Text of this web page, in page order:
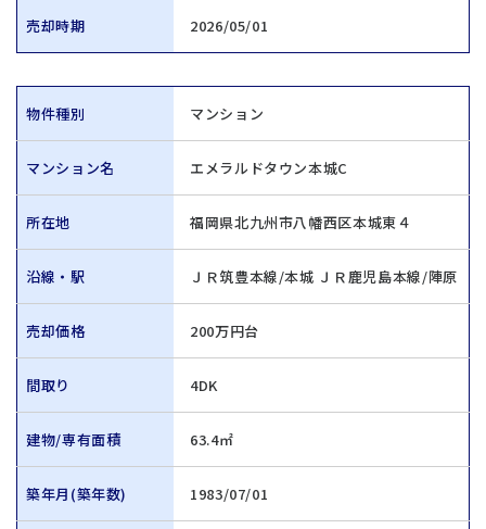
売却時期 2026/05/01
物件種別 マンション
マンション名 エメラルドタウン本城C
所在地 福岡県北九州市八幡西区本城東４
沿線・駅 ＪＲ筑豊本線/本城 ＪＲ鹿児島本線/陣原
売却価格 200万円台
間取り 4DK
建物/専有面積 63.4㎡
築年月(築年数) 1983/07/01